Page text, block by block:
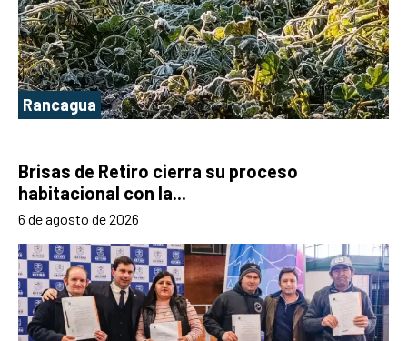
Rancagua
Brisas de Retiro cierra su proceso
habitacional con la...
6 de agosto de 2026